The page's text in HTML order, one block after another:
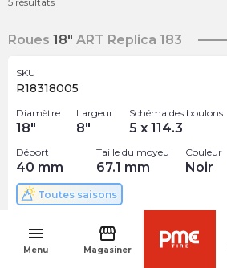
menu
Menu
storefront
Magasiner
Roues 18" ART Replica 183
SKU
R18318005
Diamètre
18"
Largeur
8"
Schéma des boulons
5 x 114.3
Déport
40 mm
Taille du moyeu
67.1 mm
Couleur
Noir
Toutes saisons
190.76